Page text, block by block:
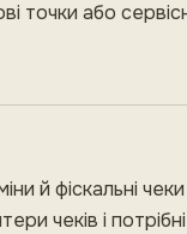
точки або
й фіскальні
чеків і потрібні